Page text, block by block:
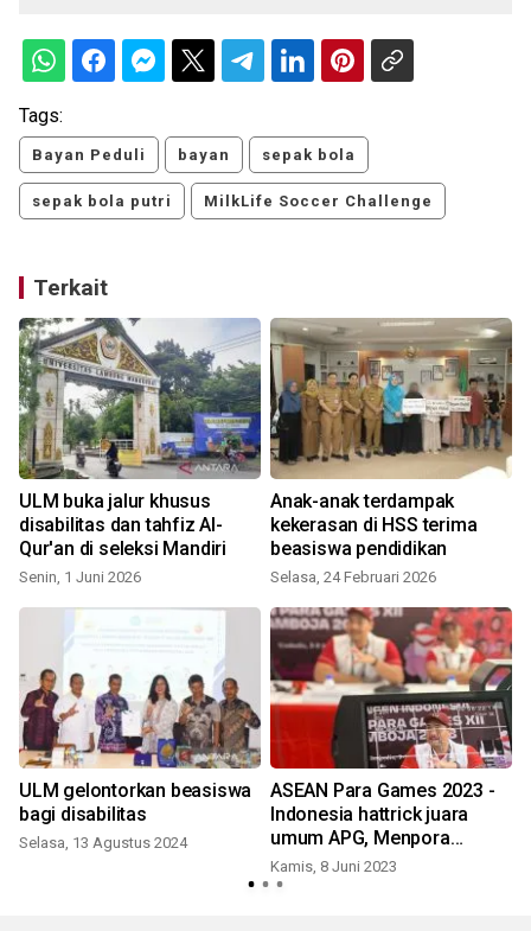
Tags:
Bayan Peduli bayan sepak bola
sepak bola putri MilkLife Soccer Challenge
Terkait
ULM buka jalur khusus
disabilitas dan tahfiz Al-
Qur'an di seleksi Mandiri
Senin, 1 Juni 2026
Anak-anak terdampak
kekerasan di HSS terima
beasiswa pendidikan
Selasa, 24 Februari 2026
ULM gelontorkan beasiswa
bagi disabilitas
Selasa, 13 Agustus 2024
ASEAN Para Games 2023 -
Indonesia hattrick juara
umum APG, Menpora
bangga perjuangan atlet
Kamis, 8 Juni 2023